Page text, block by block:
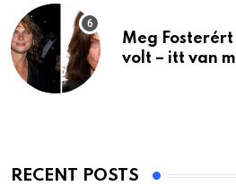
Meg
volt – itt van
RECENT POSTS